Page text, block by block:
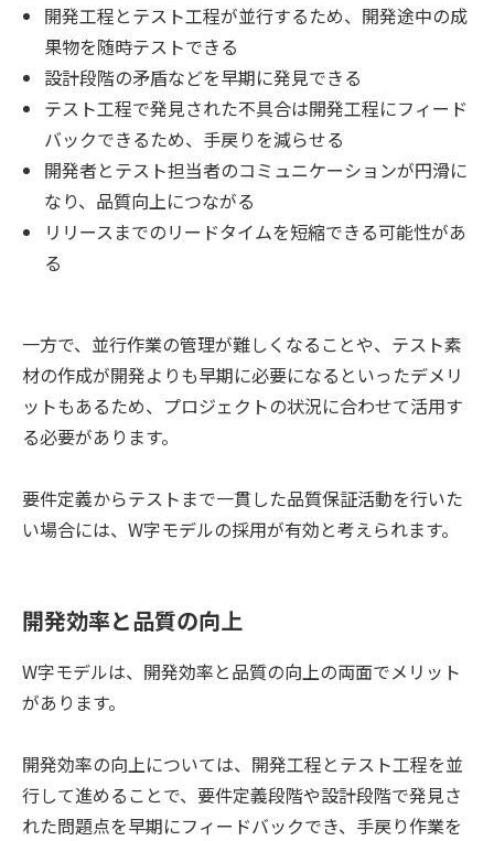
開発工程とテスト工程が並行するため、開発途中の成
果物を随時テストできる
設計段階の矛盾などを早期に発見できる
テスト工程で発見された不具合は開発工程にフィード
バックできるため、手戻りを減らせる
開発者とテスト担当者のコミュニケーションが円滑に
なり、品質向上につながる
リリースまでのリードタイムを短縮できる可能性があ
る
一方で、並行作業の管理が難しくなることや、テスト素
材の作成が開発よりも早期に必要になるといったデメリ
ットもあるため、プロジェクトの状況に合わせて活用す
る必要があります。
要件定義からテストまで一貫した品質保証活動を行いた
い場合には、W字モデルの採用が有効と考えられます。
開発効率と品質の向上
W字モデルは、開発効率と品質の向上の両面でメリット
があります。
開発効率の向上については、開発工程とテスト工程を並
行して進めることで、要件定義段階や設計段階で発見さ
れた問題点を早期にフィードバックでき、手戻り作業を